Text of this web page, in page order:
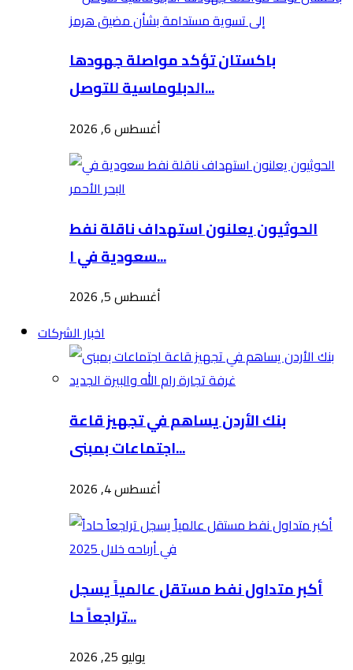
باكستان تؤكد مواصلة جهودها
الدبلوماسية للتوصل...
أغسطس 6, 2026
الحوثيون يعلنون استهداف ناقلة نفط
سعودية في ا...
أغسطس 5, 2026
اخبار الشركات
بنك الأردن يساهم في تجهيز قاعة
اجتماعات بمبنى...
أغسطس 4, 2026
أكبر متداول نفط مستقل عالمياً يسجل
تراجعاً حا...
يوليو 25, 2026